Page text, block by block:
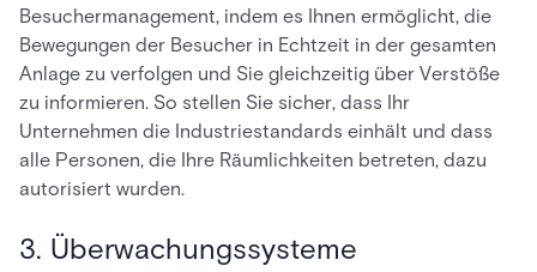
Besuchermanagement, indem es Ihnen ermöglicht, die
Bewegungen der Besucher in Echtzeit in der gesamten
Anlage zu verfolgen und Sie gleichzeitig über Verstöße
zu informieren. So stellen Sie sicher, dass Ihr
Unternehmen die Industriestandards einhält und dass
alle Personen, die Ihre Räumlichkeiten betreten, dazu
autorisiert wurden.
3. Überwachungssysteme